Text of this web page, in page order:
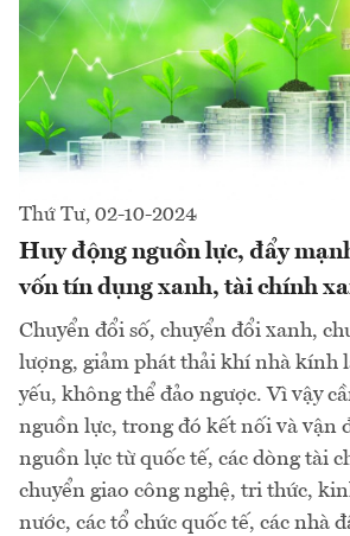
Thứ Tư, 02-10-2024
Huy động nguồn lực, đẩy
vốn tín dụng xanh, tài chính
Chuyển đổi số, chuyển đổi xanh,
lượng, giảm phát thải khí nhà kính
yếu, không thể đảo ngược. Vì vậy
nguồn lực, trong đó kết nối và vận
nguồn lực từ quốc tế, các dòng tài
chuyển giao công nghệ, tri thức,
nước, các tổ chức quốc tế, các nhà